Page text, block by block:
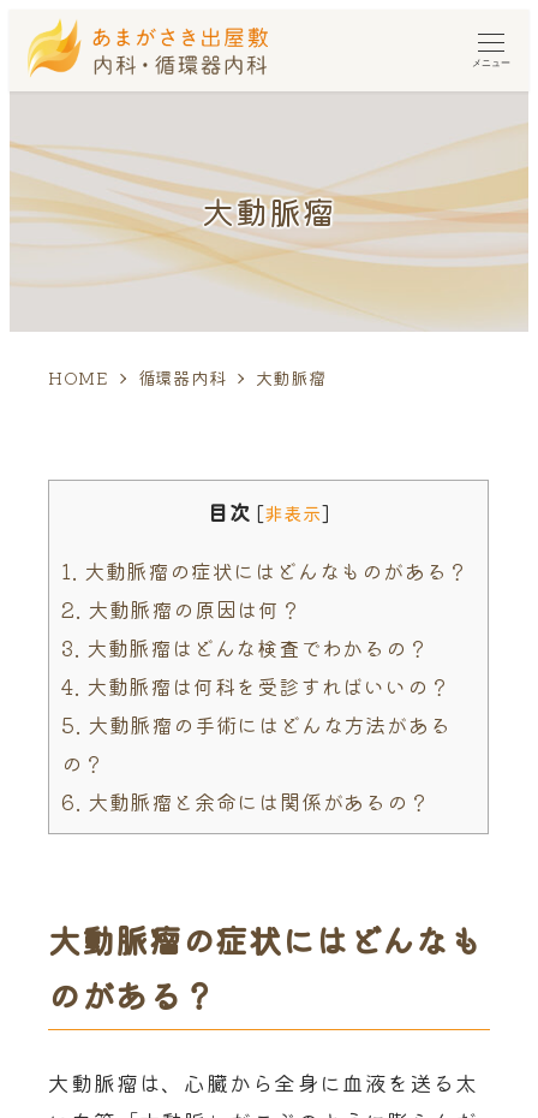
メニュー
大動脈瘤
HOME 循環器内科 大動脈瘤
目次 [非表示]
1. 大動脈瘤の症状にはどんなものがある？
2. 大動脈瘤の原因は何？
3. 大動脈瘤はどんな検査でわかるの？
4. 大動脈瘤は何科を受診すればいいの？
5. 大動脈瘤の手術にはどんな方法がある
の？
6. 大動脈瘤と余命には関係があるの？
大動脈瘤の症状にはどんなも
のがある？
大動脈瘤は、心臓から全身に血液を送る太